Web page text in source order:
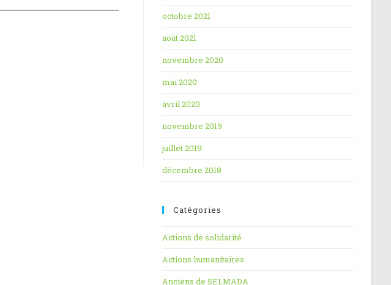
octobre 2021
août 2021
novembre 2020
mai 2020
avril 2020
novembre 2019
juillet 2019
décembre 2018
Catégories
Actions de solidarité
Actions humanitaires
Anciens de SELMADA